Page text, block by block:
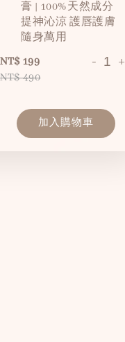
膏 | 100%天然成分
提神沁涼 護唇護膚
隨身萬用
NT$ 199
NT$ 490
- +
加入購物車